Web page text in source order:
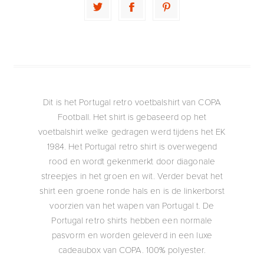
Dit is het Portugal retro voetbalshirt van COPA
Football. Het shirt is gebaseerd op het
voetbalshirt welke gedragen werd tijdens het EK
1984. Het Portugal retro shirt is overwegend
rood en wordt gekenmerkt door diagonale
streepjes in het groen en wit. Verder bevat het
shirt een groene ronde hals en is de linkerborst
voorzien van het wapen van Portugal t. De
Portugal retro shirts hebben een normale
pasvorm en worden geleverd in een luxe
cadeaubox van COPA. 100% polyester.